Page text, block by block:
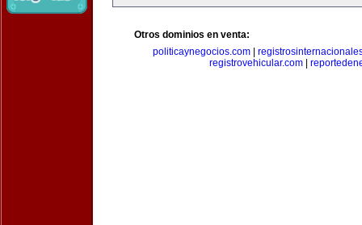
Otros dominios en venta:
politicaynegocios.com|
registrovehicular.com